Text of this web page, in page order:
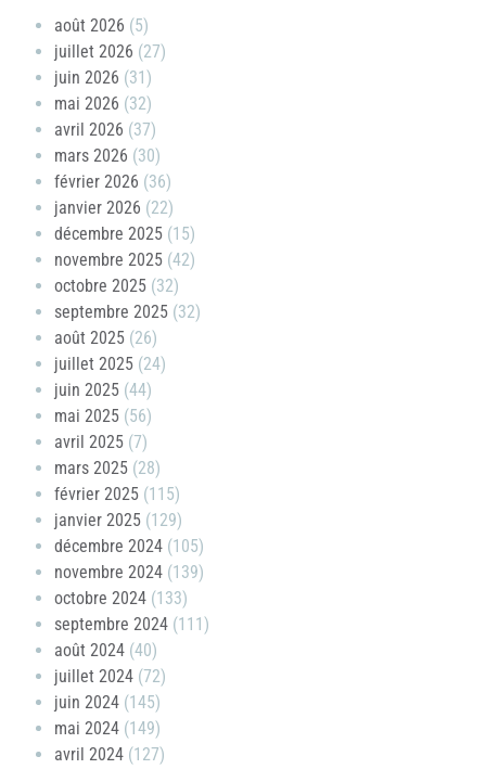
août 2026 (5)
juillet 2026 (27)
juin 2026 (31)
mai 2026 (32)
avril 2026 (37)
mars 2026 (30)
février 2026 (36)
janvier 2026 (22)
décembre 2025 (15)
novembre 2025 (42)
octobre 2025 (32)
septembre 2025 (32)
août 2025 (26)
juillet 2025 (24)
juin 2025 (44)
mai 2025 (56)
avril 2025 (7)
mars 2025 (28)
février 2025 (115)
janvier 2025 (129)
décembre 2024 (105)
novembre 2024 (139)
octobre 2024 (133)
septembre 2024 (111)
août 2024 (40)
juillet 2024 (72)
juin 2024 (145)
mai 2024 (149)
avril 2024 (127)